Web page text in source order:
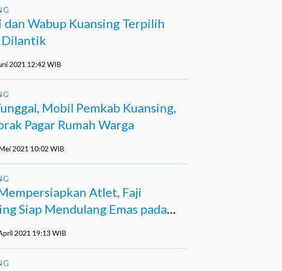
dan Wabup Kuansing Terpilih
Dilantik
2021 12:42 WIB
Mobil Pemkab Kuansing,
Pagar Rumah Warga
2021 10:02 WIB
Atlet, Faji
Siap Mendulang Emas pada
2021 19:13 WIB